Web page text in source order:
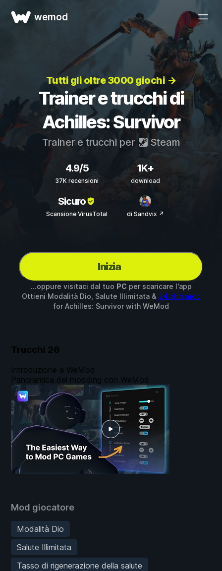
wemod
Tutti gli oltre 3000 giochi →
Trainer e trucchi di
Achilles: Survivor
Trainer e trucchi per Steam
4.9/5
37K recensioni
1K+
download
Sicuro
Scansione VirusTotal di Sandvix ↗
Inizia
...oppure visitaci dal tuo PC per scaricare l'app
Ottieni Modalità Dio, Salute Illimitata & 24 altri mod
for Achilles: Survivorwith WeMod
Trucchi 26
Mod giocatore
Modalità Dio
Salute Illimitata
Tasso di rigenerazione della salute
Introduzione a WeMod
Panoramica del modding con WeMod